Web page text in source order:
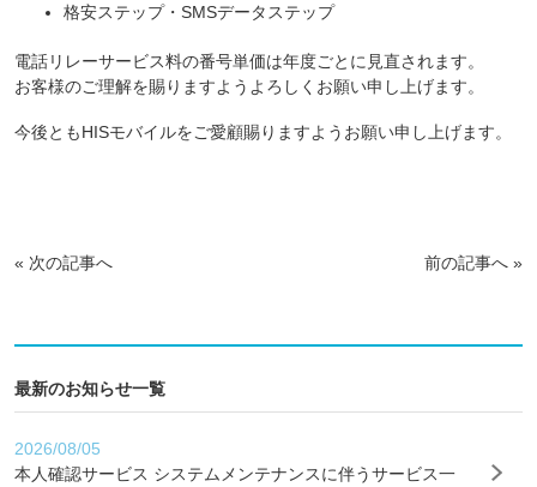
格安ステップ・SMSデータステップ
電話リレーサービス料の番号単価は年度ごとに見直されます。
お客様のご理解を賜りますようよろしくお願い申し上げます。
今後ともHISモバイルをご愛顧賜りますようお願い申し上げます。
« 次の記事へ 前の記事へ »
最新のお知らせ一覧
2026/08/05
本人確認サービス システムメンテナンスに伴うサービス一